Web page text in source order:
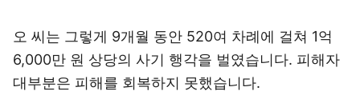
오 씨는 그렇게 9개월 동안 520여 차례에 걸쳐 1억
6,000만 원 상당의 사기 행각을 벌였습니다. 피해자
대부분은 피해를 회복하지 못했습니다.